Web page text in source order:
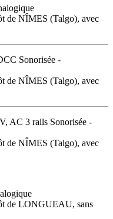
de NÎMES (Talgo), avec
Sonorisée -
de NÎMES (Talgo), avec
AC 3 rails Sonorisée -
de NÎMES (Talgo), avec
de LONGUEAU, sans